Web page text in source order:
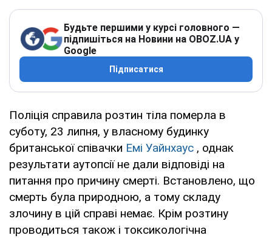
Будьте першими у курсі головного —
підпишіться на Новини на OBOZ.UA у
Google
Підписатися
Поліція справила розтин тіла померла в
суботу, 23 липня, у власному будинку
британської співачки Емі Уайнхаус , однак
результати аутопсії не дали відповіді на
питання про причину смерті. Встановлено, що
смерть була природною, а тому складу
злочину в цій справі немає. Крім розтину
проводиться також і токсикологічна